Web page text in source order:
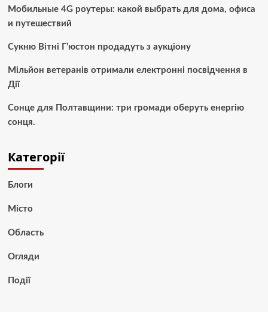
Мобильные 4G роутеры: какой выбрать для дома, офиса
и путешествий
Сукню Вітні Г’юстон продадуть з аукціону
Мільйон ветеранів отримали електронні посвідчення в
Дії
Сонце для Полтавщини: три громади оберуть енергію
сонця.
Категорії
Блоги
Місто
Область
Огляди
Події